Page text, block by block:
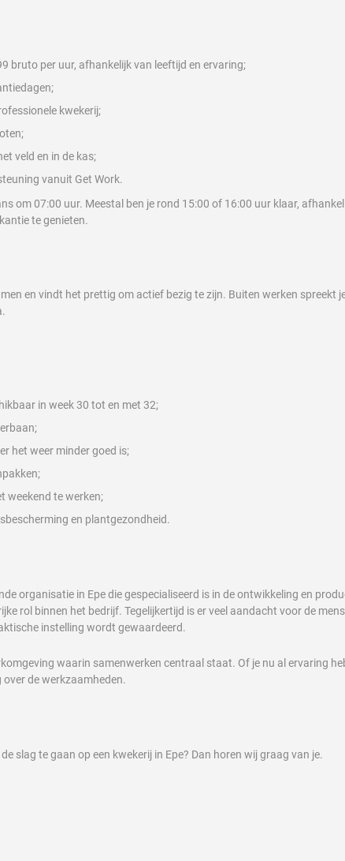
bruto per uur, afhankelijk van leeftijd en ervaring;
kwekerij;
veld en in de kas;
vanuit Get Work.
om 07:00 uur. Meestal ben je rond 15:00 of 16:00 uur klaar,
te genieten.
en vindt het prettig om actief bezig te zijn. Buiten werken spreekt
in week 30 tot en met 32;
het weer minder goed is;
weekend te werken;
en plantgezondheid.
organisatie in Epe die gespecialiseerd is in de ontwikkeling en
rol binnen het bedrijf. Tegelijkertijd is er veel aandacht voor de
instelling wordt gewaardeerd.
waarin samenwerken centraal staat. Of je nu al ervaring
de werkzaamheden.
slag te gaan op een kwekerij in Epe? Dan horen wij graag van je.